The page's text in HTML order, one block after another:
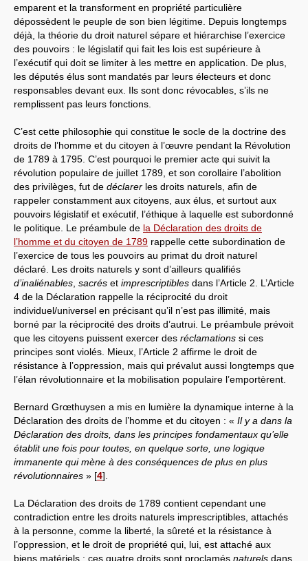
emparent et la transforment en propriété particulière
dépossèdent le peuple de son bien légitime. Depuis longtemps
déjà, la théorie du droit naturel sépare et hiérarchise l’exercice
des pouvoirs : le législatif qui fait les lois est supérieure à
l’exécutif qui doit se limiter à les mettre en application. De plus,
les députés élus sont mandatés par leurs électeurs et donc
responsables devant eux. Ils sont donc révocables, s’ils ne
remplissent pas leurs fonctions.
C’est cette philosophie qui constitue le socle de la doctrine des
droits de l’homme et du citoyen à l’œuvre pendant la Révolution
de 1789 à 1795. C’est pourquoi le premier acte qui suivit la
révolution populaire de juillet 1789, et son corollaire l’abolition
des privilèges, fut de déclarer les droits naturels, afin de
rappeler constamment aux citoyens, aux élus, et surtout aux
pouvoirs législatif et exécutif, l’éthique à laquelle est subordonné
le politique. Le préambule de la Déclaration des droits de
l’homme et du citoyen de 1789 rappelle cette subordination de
l’exercice de tous les pouvoirs au primat du droit naturel
déclaré. Les droits naturels y sont d’ailleurs qualifiés
d’inaliénables sacrés et imprescriptibles dans l’Article 2. L’Article
4 de la Déclaration rappelle la réciprocité du droit
individuel/universel en précisant qu’il n’est pas illimité, mais
borné par la réciprocité des droits d’autrui. Le préambule prévoit
que les citoyens puissent exercer des réclamations si ces
principes sont violés. Mieux, l’Article 2 affirme le droit de
résistance à l’oppression, mais qui prévalut aussi longtemps que
l’élan révolutionnaire et la mobilisation populaire l’emportèrent.
Bernard Grœthuysen a mis en lumière la dynamique interne à la
Déclaration des droits de l’homme et du citoyen : « Il y a dans la
Déclaration des droits, dans les principes fondamentaux qu’elle
établit une fois pour toutes, en quelque sorte, une logique
immanente qui mène à des conséquences de plus en plus
révolutionnaires » [4]
La Déclaration des droits de 1789 contient cependant une
contradiction entre les droits naturels imprescriptibles, attachés
à la personne, comme la liberté, la sûreté et la résistance à
l’oppression, et le droit de propriété qui, lui, est attaché aux
biens matériels : ces quatre droits sont proclamés naturels dans